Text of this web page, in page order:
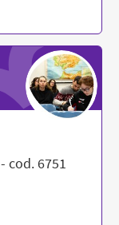
- cod. 6751